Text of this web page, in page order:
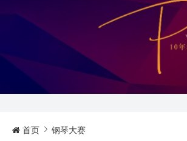
首页 钢琴大赛